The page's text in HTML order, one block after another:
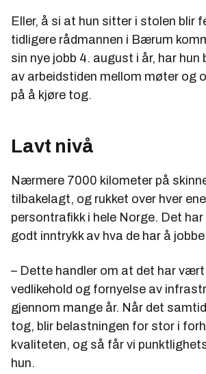
Eller, å si at hun sitter i stolen blir
tidligere rådmannen i Bærum
sin nye jobb 4. august i år, har
av arbeidstiden mellom møter og
på å kjøre tog.
Lavt nivå
Nærmere 7000 kilometer på
tilbakelagt, og rukket over hver
persontrafikk i hele Norge. Det
godt inntrykk av hva de har å
– Dette handler om at det har
vedlikehold og fornyelse av
gjennom mange år. Når det
tog, blir belastningen for stor i
kvaliteten, og så får vi
hun.